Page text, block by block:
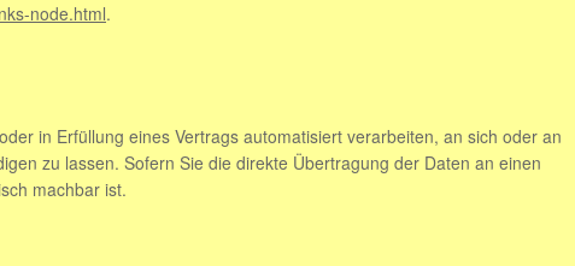
node.html.
in Erfüllung eines Vertrags automatisiert verarbeiten, an sich oder an
zu lassen. Sofern Sie die direkte Übertragung der Daten an einen
machbar ist.